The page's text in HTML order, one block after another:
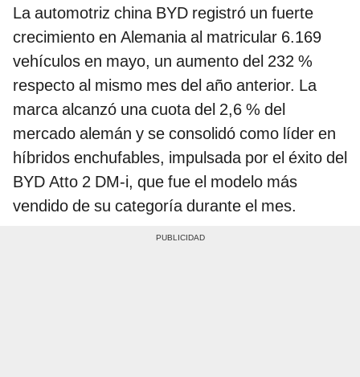
La automotriz china BYD registró un fuerte
crecimiento en Alemania al matricular 6.169
vehículos en mayo, un aumento del 232 %
respecto al mismo mes del año anterior. La
marca alcanzó una cuota del 2,6 % del
mercado alemán y se consolidó como líder en
híbridos enchufables, impulsada por el éxito del
BYD Atto 2 DM-i, que fue el modelo más
vendido de su categoría durante el mes.